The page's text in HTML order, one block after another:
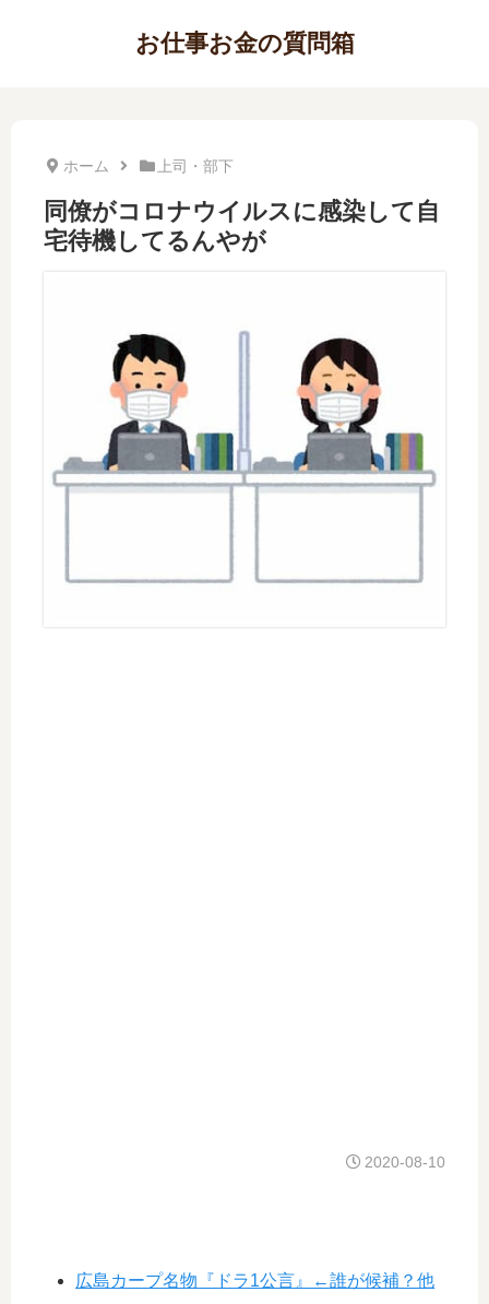
お仕事お金の質問箱
ホーム 上司・部下
同僚がコロナウイルスに感染して自
宅待機してるんやが
2020-08-10
広島カープ名物『ドラ1公言』←誰が候補？他